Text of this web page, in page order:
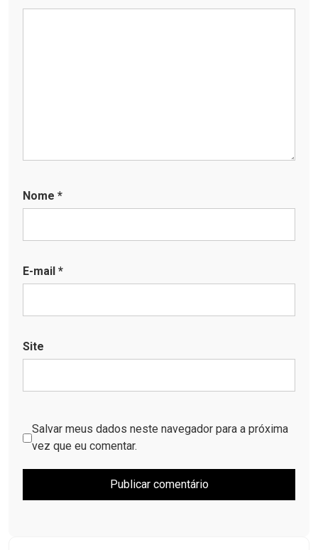
Nome *
E-mail *
Site
Salvar meus dados neste navegador para a próxima
vez que eu comentar.